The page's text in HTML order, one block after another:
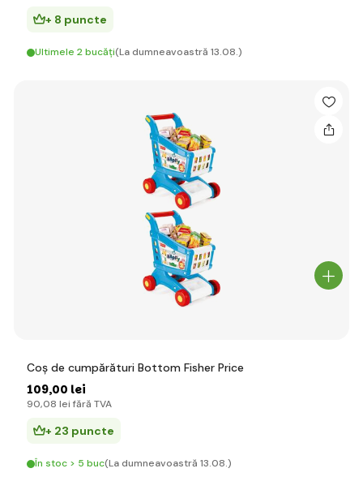
+ 8 puncte
Ultimele 2 bucăți(La dumneavoastră 13.08.)
Coș de cumpărături Bottom Fisher Price
109,00 lei
90,08 lei fără TVA
+ 23 puncte
În stoc > 5 buc(La dumneavoastră 13.08.)